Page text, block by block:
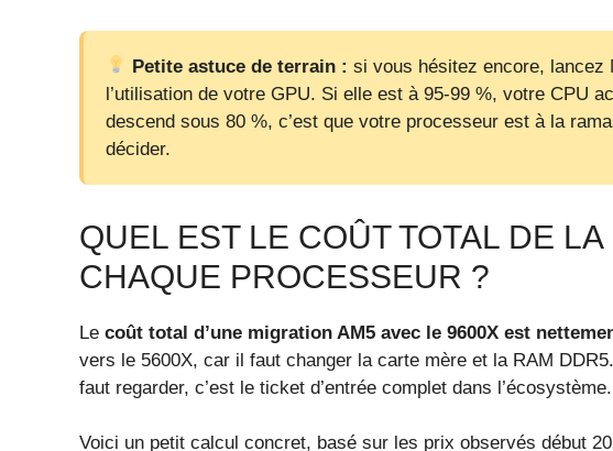
Petite astuce de terrain : si vous hésitez encore, lancez
l’utilisation de votre GPU. Si elle est à 95-99 %, votre CPU
descend sous 80 %, c’est que votre processeur est à la
décider.
QUEL EST LE COÛT TOTAL DE
CHAQUE PROCESSEUR ?
Le coût total d’une migration AM5 avec le 9600X est
vers le 5600X, car il faut changer la carte mère et la RAM
faut regarder, c’est le ticket d’entrée complet dans l’écosystème.
Voici un petit calcul concret, basé sur les prix observés début